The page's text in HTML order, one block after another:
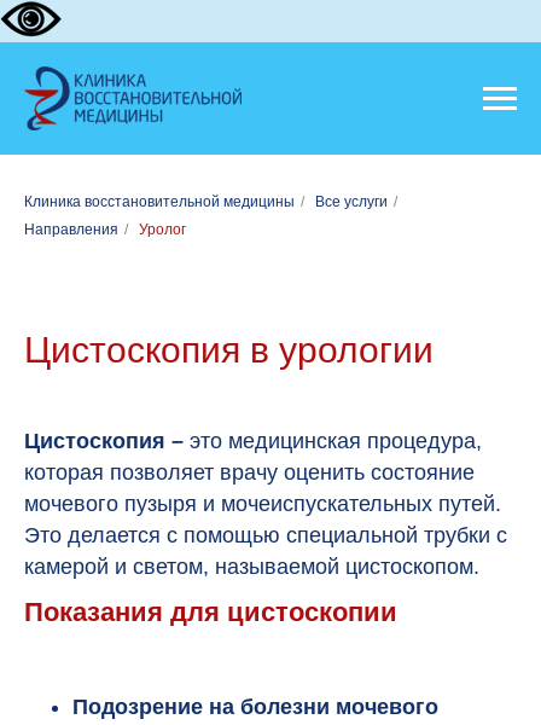
Клиника восстановительной медицины / Все услуги /
Направления / Уролог
Цистоскопия в урологии
Цистоскопия – это медицинская процедура,
которая позволяет врачу оценить состояние
мочевого пузыря и мочеиспускательных путей.
Это делается с помощью специальной трубки с
камерой и светом, называемой цистоскопом.
Показания для цистоскопии
Подозрение на болезни мочевого